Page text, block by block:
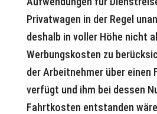
Privatwagen in der Regel
deshalb in voller Höhe nicht
Werbungskosten zu
der Arbeitnehmer über einen
verfügt und ihm bei dessen
Fahrtkosten entstanden